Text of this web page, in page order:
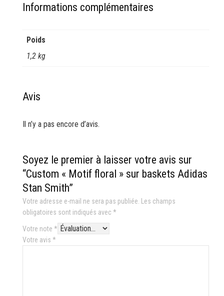
Informations complémentaires
Poids
1,2 kg
Avis
Il n’y a pas encore d’avis.
Soyez le premier à laisser votre avis sur
“Custom « Motif floral » sur baskets Adidas
Stan Smith”
Votre adresse e-mail ne sera pas publiée.
Les champs
obligatoires sont indiqués avec *
Votre note *
Votre avis *